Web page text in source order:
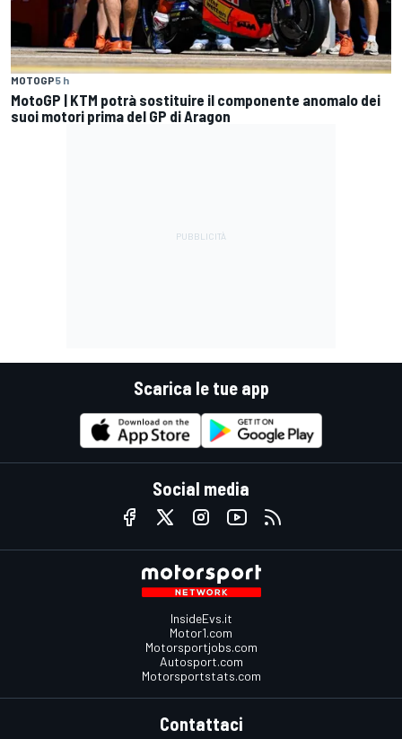
MOTOGP5 h
MotoGP | KTM potrà sostituire il componente anomalo dei
suoi motori prima del GP di Aragon
Scarica le tue app
Social media
InsideEvs.it
Motor1.com
Motorsportjobs.com
Autosport.com
Motorsportstats.com
Contattaci